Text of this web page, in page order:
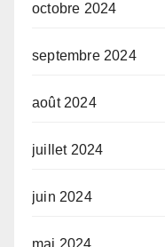
octobre 2024
septembre 2024
août 2024
juillet 2024
juin 2024